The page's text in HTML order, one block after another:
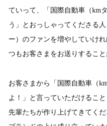
ていって、「国際自動車（km
う」とおっしゃってくださる
ー）のファンを増やしていけ
つもお客さまをお送りすること
お客さまから「国際自動車（
よ！」と言っていただけるこ
先輩たちが作り上げてきてく